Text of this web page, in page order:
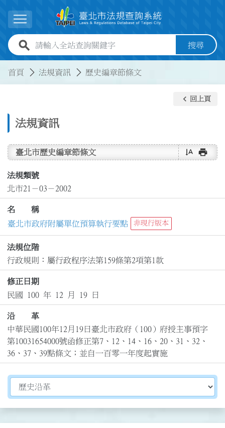
展開選單
全站查詢關鍵字欄位 搜尋
首頁 法規資訊 歷史編章節條文
法規資訊
keyboard_arrow_left 回上頁
臺北市歷史編章節條文 text_rotate_vertical print
法規類號
北市21－03－2002
名 稱
臺北市政府附屬單位預算執行要點
非現行版本
法規位階
行政規則：屬行政程序法第159條第2項第1款
修正日期
民國 100 年 12 月 19 日
沿 革
中華民國100年12月19日臺北市政府（100）府授主事預字
第10031654000號函修正第7、12、14、16、20、31、32、
36、37、39點條文；並自一百零一年度起實施
切換選擇法規資訊內容